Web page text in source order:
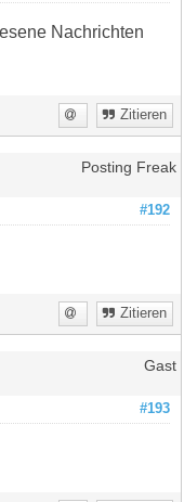
Nachrichten
Zitieren
Posting Freak
#192
Zitieren
Gast
#193